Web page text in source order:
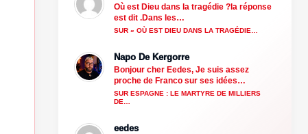
Où est Dieu dans la tragédie ?la réponse
est dit .Dans les…
SUR « OÙ EST DIEU DANS LA TRAGÉDIE…
Napo De Kergorre
Bonjour cher Eedes, Je suis assez
proche de Franco sur ses idées…
SUR ESPAGNE : LE MARTYRE DE MILLIERS
DE…
eedes